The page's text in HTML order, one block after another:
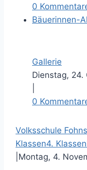
0
Bäuerinnen-
Gallerie
Dienstag, 24.
0
Volksschule
Klassen4. Klassen
Montag, 4.